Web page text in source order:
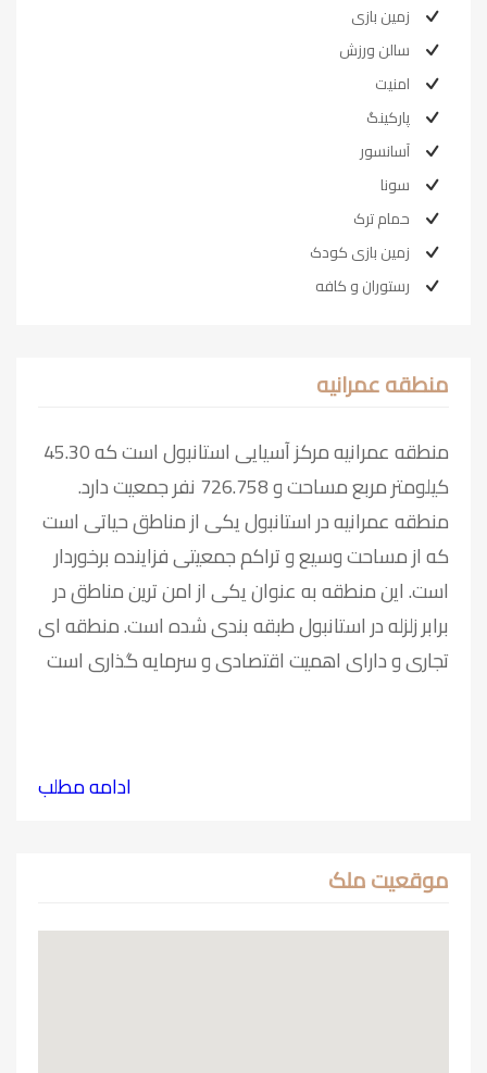
زمین بازی
سالن ورزش
امنیت
پارکینگ
آسانسور
سونا
حمام ترک
زمین بازی کودک
رستوران و کافه
منطقه عمرانیه
منطقه عمرانیه مرکز آسیایی استانبول است که 45.30
کیلومتر مربع مساحت و 726.758 نفر جمعیت دارد.
منطقه عمرانیه در استانبول یکی از مناطق حیاتی است
که از مساحت وسیع و تراکم جمعیتی فزاینده برخوردار
است. این منطقه به عنوان یکی از امن ترین مناطق در
برابر زلزله در استانبول طبقه بندی شده است. منطقه ای
تجاری و دارای اهمیت اقتصادی و سرمایه گذاری است
ادامه مطلب
موقعیت ملک